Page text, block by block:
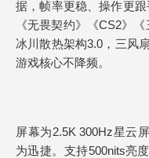
据，帧率更稳、操作更
《无畏契约》《CS2》
冰川散热架构3.0，三风
游戏核心不降频。
屏幕为2.5K 300Hz星云
为迅捷。支持500nits亮